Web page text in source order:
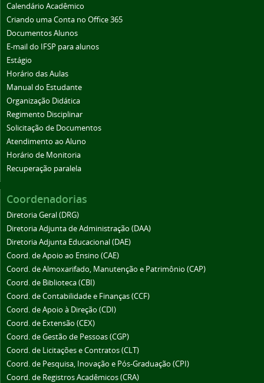
Calendário Acadêmico
Criando uma Conta no Office 365
Documentos Alunos
E-mail do IFSP para alunos
Estágio
Horário das Aulas
Manual do Estudante
Organização Didática
Regimento Disciplinar
Solicitação de Documentos
Atendimento ao Aluno
Horário de Monitoria
Recuperação paralela
Coordenadorias
Diretoria Geral (DRG)
Diretoria Adjunta de Administração (DAA)
Diretoria Adjunta Educacional (DAE)
Coord. de Apoio ao Ensino (CAE)
Coord. de Almoxarifado, Manutenção e Patrimônio (CAP)
Coord. de Biblioteca (CBI)
Coord. de Contabilidade e Finanças (CCF)
Coord. de Apoio à Direção (CDI)
Coord. de Extensão (CEX)
Coord. de Gestão de Pessoas (CGP)
Coord. de Licitações e Contratos (CLT)
Coord. de Pesquisa, Inovação e Pós-Graduação (CPI)
Coord. de Registros Acadêmicos (CRA)